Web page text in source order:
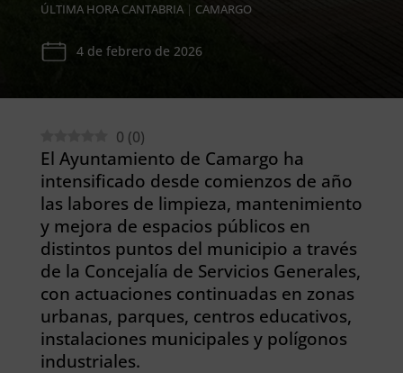
ÚLTIMA HORA CANTABRIA| CAMARGO
4 de febrero de 2026
0 (0)
El Ayuntamiento de Camargo ha
intensificado desde comienzos de año
las labores de limpieza, mantenimiento
y mejora de espacios públicos en
distintos puntos del municipio a través
de la Concejalía de Servicios Generales,
con actuaciones continuadas en zonas
urbanas, parques, centros educativos,
instalaciones municipales y polígonos
industriales.